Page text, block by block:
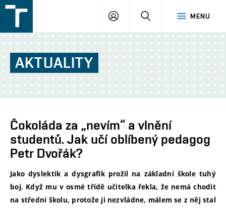
v
Brně
MENU
PŘIHLÁŠENÍ
AKTUALITY
Čokoláda za „nevím“ a vlnění
studentů. Jak učí oblíbený pedagog
Petr Dvořák?
Jako dyslektik a dysgrafik prožil na základní škole tuhý
boj. Když mu v osmé třídě učitelka řekla, že nemá chodit
na střední školu, protože ji nezvládne, málem se z něj stal